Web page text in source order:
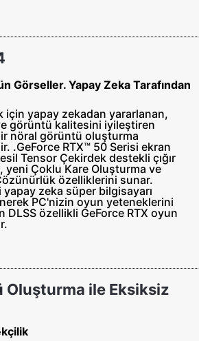
Görseller. Yapay Zeka Tarafından
için yapay zekadan yararlanan,
görüntü kalitesini iyileştiren
nöral görüntü oluşturma
.‌GeForce RTX™ 50 Serisi ekran
Tensor Çekirdek destekli çığır
yeni Çoklu Kare Oluşturma ve
özelliklerini sunar.
yapay zeka süper bilgisayarı
PC'nizin oyun yeteneklerini
DLSS özellikli GeForce RTX oyun
Oluşturma ile Eksiksiz